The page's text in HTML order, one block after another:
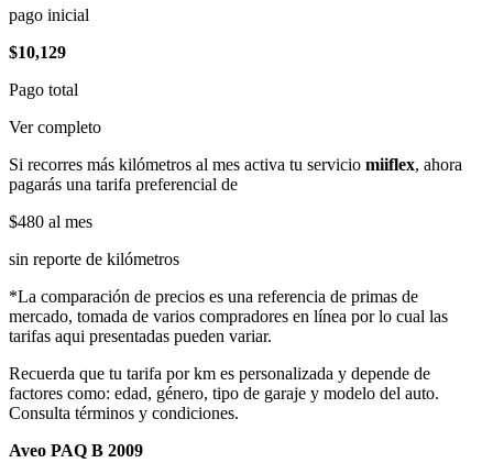
pago inicial
$10,129
Pago total
Ver completo
Si recorres más kilómetros al mes activa tu servicio miiflex, ahora
pagarás una tarifa preferencial de
$480 al mes
sin reporte de kilómetros
*La comparación de precios es una referencia de primas de
mercado, tomada de varios compradores en línea por lo cual las
tarifas aqui presentadas pueden variar.
Recuerda que tu tarifa por km es personalizada y depende de
factores como: edad, género, tipo de garaje y modelo del auto.
Consulta términos y condiciones.
Aveo PAQ B 2009